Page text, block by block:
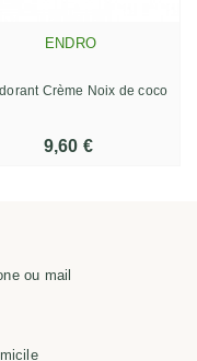
ENDRO
Crème Noix de coco
9,60 €
ou mail